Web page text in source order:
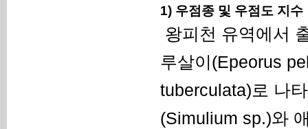
1) 우점종 및 우점도 지수
왕피천 유역에서
루살이(Epeorus
tuberculata)로 나
(Simulium sp.)와